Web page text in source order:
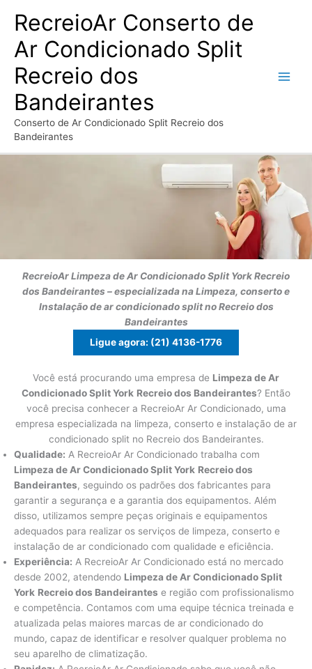
para
conteúdo
RecreioAr Conserto de
Ar Condicionado Split
Recreio dos
Bandeirantes
Conserto de Ar Condicionado Split Recreio dos
Bandeirantes
RecreioArLimpeza de Ar Condicionado Split YorkRecreio
dos Bandeirantes – especializada na Limpeza, conserto e
Instalação de ar condicionado split no Recreio dos
Bandeirantes
Ligue agora: (21) 4136-1776
Você está procurando uma empresa de Limpeza de Ar
Condicionado Split York Recreio dos Bandeirantes? Então
você precisa conhecer a RecreioAr Ar Condicionado, uma
empresa especializada na limpeza, conserto e instalação de ar
condicionado split no Recreio dos Bandeirantes.
Qualidade: A RecreioAr Ar Condicionado trabalha com
Limpeza de Ar Condicionado Split York Recreio dos
Bandeirantes, seguindo os padrões dos fabricantes para
garantir a segurança e a garantia dos equipamentos. Além
disso, utilizamos sempre peças originais e equipamentos
adequados para realizar os serviços de limpeza, conserto e
instalação de ar condicionado com qualidade e eficiência.
Experiência: A RecreioAr Ar Condicionado está no mercado
desde 2002, atendendo Limpeza de Ar Condicionado Split
York Recreio dos Bandeirantes e região com profissionalismo
e competência. Contamos com uma equipe técnica treinada e
atualizada pelas maiores marcas de ar condicionado do
mundo, capaz de identificar e resolver qualquer problema no
seu aparelho de climatização.